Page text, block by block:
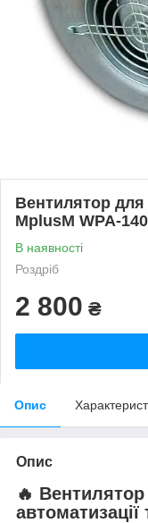
Вентилятор
MplusM WPA-
В наявності
Роздріб
2 800 ₴
Опис
Опис
🔥